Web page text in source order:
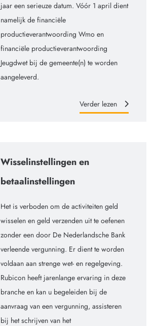
jaar een serieuze datum. Vóór 1 april dient
namelijk de financiële
productieverantwoording Wmo en
financiële productieverantwoording
Jeugdwet bij de gemeente(n) te worden
aangeleverd.
Verder lezen
Wisselinstellingen en
betaalinstellingen
Het is verboden om de activiteiten geld
wisselen en geld verzenden uit te oefenen
zonder een door De Nederlandsche Bank
verleende vergunning. Er dient te worden
voldaan aan strenge wet- en regelgeving.
Rubicon heeft jarenlange ervaring in deze
branche en kan u begeleiden bij de
aanvraag van een vergunning, assisteren
bij het schrijven van het